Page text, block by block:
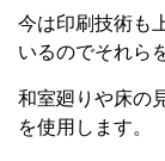
今は印刷技術も
いるのでそれら
和室廻りや床の
を使用します。